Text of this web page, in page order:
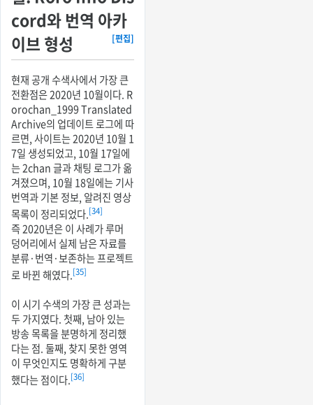
cord와 번역 아카
이브 형성
[편집]
현재 공개 수색사에서 가장 큰
전환점은 2020년 10월이다. R
orochan_1999 Translated
Archive의 업데이트 로그에 따
르면, 사이트는 2020년 10월 1
7일 생성되었고, 10월 17일에
는 2chan 글과 채팅 로그가 옮
겨졌으며, 10월 18일에는 기사
번역과 기본 정보, 알려진 영상
목록이 정리되었다.[34]
즉 2020년은 이 사례가 루머
덩어리에서 실제 남은 자료를
분류·번역·보존하는 프로젝트
로 바뀐 해였다.[35]
이 시기 수색의 가장 큰 성과는
두 가지였다. 첫째, 남아 있는
방송 목록을 분명하게 정리했
다는 점. 둘째, 찾지 못한 영역
이 무엇인지도 명확하게 구분
했다는 점이다.[36]